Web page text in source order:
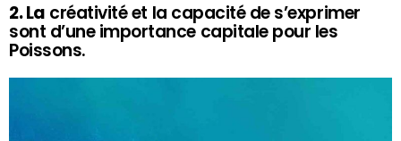
2. La créativité et la capacité de s’exprimer
sont d’une importance capitale pour les
Poissons.